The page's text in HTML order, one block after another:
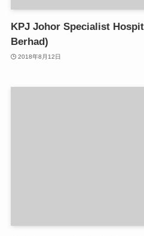
KPJ Johor Specialist
Berhad)
2018年8月12日